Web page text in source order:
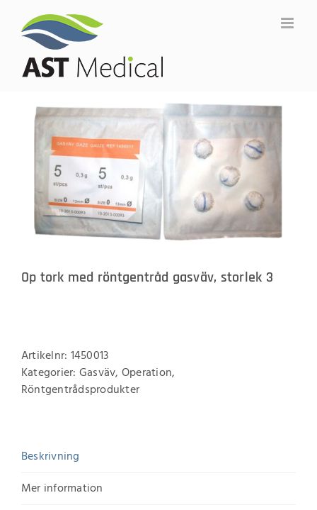
innehållet
Op tork med röntgentråd gasväv, storlek 3
Artikelnr: 1450013
Kategorier: Gasväv, Operation,
Röntgentrådsprodukter
Beskrivning
Mer information